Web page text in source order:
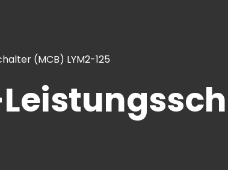
(MCB) LYM2-125